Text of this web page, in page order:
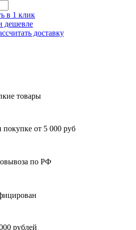
в 1 клик
дешевле
доставку
товары
покупке от 5 000 руб
по РФ
рублей